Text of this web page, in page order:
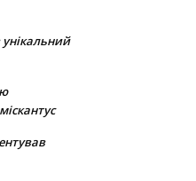
унікальний